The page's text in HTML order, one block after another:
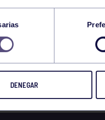
DENEGAR
EN LA
10
10 SEP 2023